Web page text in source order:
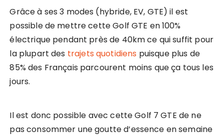
Grâce à ses 3 modes (hybride, EV, GTE) il est
possible de mettre cette Golf GTE en 100%
électrique pendant près de 40km ce qui suffit pour
la plupart des trajets quotidiens puisque plus de
85% des Français parcourent moins que ça tous les
jours.
Il est donc possible avec cette Golf 7 GTE de ne
pas consommer une goutte d’essence en semaine